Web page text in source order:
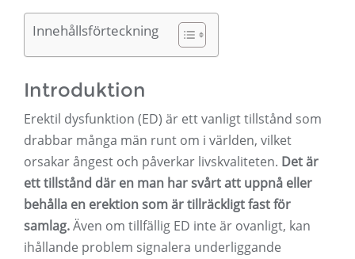
Innehållsförteckning
Introduktion
Erektil dysfunktion (ED) är ett vanligt tillstånd som
drabbar många män runt om i världen, vilket
orsakar ångest och påverkar livskvaliteten. Det är
ett tillstånd där en man har svårt att uppnå eller
behålla en erektion som är tillräckligt fast för
samlag.Även om tillfällig ED inte är ovanligt, kan
ihållande problem signalera underliggande